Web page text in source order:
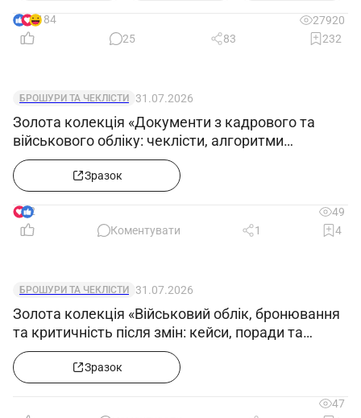
184
27920
25
83 232
БРОШУРИ ТА ЧЕКЛІСТИ 31.07.2026
Золота колекція «Документи з кадрового та
військового обліку: чеклісти, алгоритми
формування е-ВОД, заповнення додатків 4, 5 і
12»
Зразок
2
49
Коментувати
1 4
БРОШУРИ ТА ЧЕКЛІСТИ 31.07.2026
Золота колекція «Військовий облік, бронювання
та критичність після змін: кейси, поради та
зразки документів»
Зразок
47